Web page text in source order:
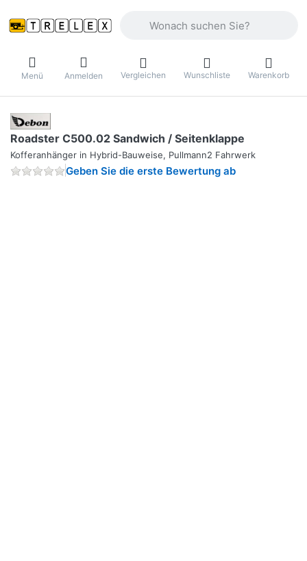
Menü Anmelden Vergleichen Wunschliste Warenkorb
Roadster C500.02 Sandwich / Seitenklappe
Kofferanhänger in Hybrid-Bauweise, Pullmann2 Fahrwerk
Geben Sie die erste Bewertung ab